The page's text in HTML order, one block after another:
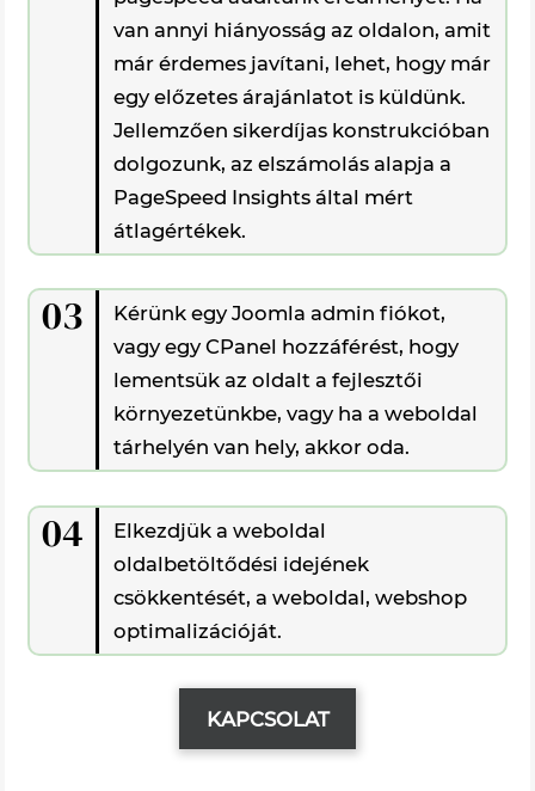
van annyi hiányosság az oldalon, amit
már érdemes javítani, lehet, hogy már
egy előzetes árajánlatot is küldünk.
Jellemzően sikerdíjas konstrukcióban
dolgozunk, az elszámolás alapja a
PageSpeed Insights által mért
átlagértékek.
03
Kérünk egy Joomla admin fiókot,
vagy egy CPanel hozzáférést, hogy
lementsük az oldalt a fejlesztői
környezetünkbe, vagy ha a weboldal
tárhelyén van hely, akkor oda.
04
Elkezdjük a weboldal
oldalbetöltődési idejének
csökkentését, a weboldal, webshop
optimalizációját.
KAPCSOLAT